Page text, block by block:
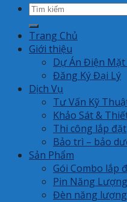
Search
for:
Trang Chủ
Giới thiệu
Dự Án Điện
Đăng Ký Đại Lý
Dịch Vụ
Tư Vấn Kỹ
Khảo Sát &
Thi công lắp đặt
Bảo trì – bảo
Sản Phẩm
Gói Combo lắp
Pin Năng
Đèn năng